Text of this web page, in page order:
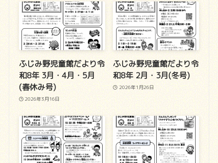
ふじみ野児童館だより令
和8年 3月・4月・5月
(春休み号)
2026年3月16日
ふじみ野児童館だより令
和8年 2月・3月(冬号)
2026年1月26日